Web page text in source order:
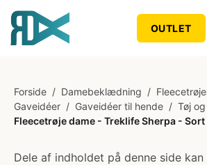
OUTLET
Forside / Damebeklædning /
Gaveidéer / Gaveidéer til hende / Tøj
Fleecetrøje dame - Treklife Sherpa -
Dele af indholdet på denne side